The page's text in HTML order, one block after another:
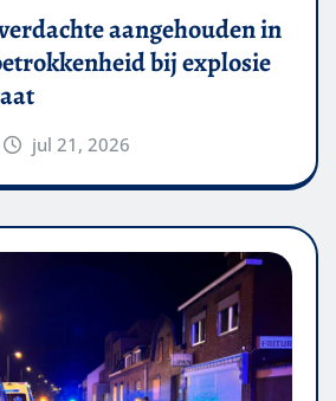
aangehouden in
bij explosie
jul 21, 2026